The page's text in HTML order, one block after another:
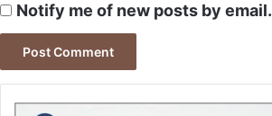
Notify me of new posts by email.